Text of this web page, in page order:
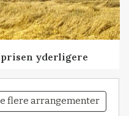
yderligere
flere arrangementer